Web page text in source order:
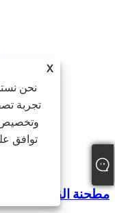
مطحنة القهوة
X
نحن
تجربة
وتخصيص
توافق